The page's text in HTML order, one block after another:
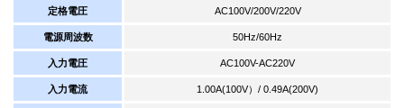
定格電圧 AC100V/200V/220V
電源周波数 50Hz/60Hz
入力電圧 AC100V-AC220V
入力電流 1.00A(100V）/ 0.49A(200V)